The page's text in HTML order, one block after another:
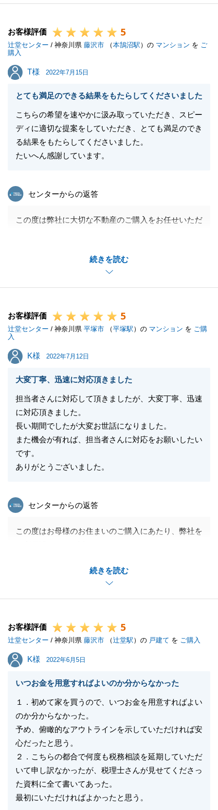
その都度私と一緒に買主様に売主様として物件の魅力
実現することができました。
この場をお借りして御礼申し上げます。ありがとうご
ざいました。
また、ご新居に関しましてもご満足のいく結果を実現
また何か不動産に関するお困りごとがございました
ら、お気軽にご連絡ください。
閉じる
お客様評価 5
辻堂センター / 神奈川県 藤沢市 （本鵠沼駅）の マンション を ご
購入
T様
T様 2022年7月15日
とても満足のできる結果をもたらしてくださいました
こちらの希望を速やかに汲み取っていただき、スピー
ディに適切な提案をしていただき、とても満足のでき
る結果をもたらしてくださいました。
たいへん感謝しています。
続きを読む
東急リバブル
センターからの返答
この度は弊社に大切な不動産のご購入をお任せいただ
当方からのご依頼事項に快くご対応賜りましたこと感
T様のお力添えのお陰で滞りなくお取引を完了するこ
また何かご相談事がございましたら、何なりとお申し
付けください。
閉じる
お客様評価 5
辻堂センター / 神奈川県 平塚市 （平塚駅）の マンション を ご購
入
K様
K様 2022年7月12日
大変丁寧、迅速に対応頂きました
担当者さんに対応して頂きましたが、大変丁寧、迅速
に対応頂きました。
長い期間でしたが大変お世話になりました。
また機会が有れば、担当者さんに対応をお願いしたい
です。
ありがとうございました。
続きを読む
東急リバブル
センターからの返答
この度はお母様のお住まいのご購入にあたり、弊社を
長くなってしまいましたが、手前どもからのご依頼等
についても迅速にご対応賜りましたことに感謝申し上
げます。
とを嬉しく思います。
今後も何かお困り事などがございましたら、何なりと
お申し付けくださいませ。
お客様評価 5
辻堂センター / 神奈川県 藤沢市 （辻堂駅）の 戸建て を ご購入
K様
K様 2022年6月5日
いつお金を用意すればよいのか分からなかった
１．初めて家を買うので、いつお金を用意すればよい
のか分からなかった。
予め、俯瞰的なアウトラインを示していただければ安
心だったと思う。
２．こちらの都合で何度も税務相談を延期していただ
いて申し訳なかったが、税理士さんが見せてくださっ
た資料に全て書いてあった。
最初にいただければよかったと思う。